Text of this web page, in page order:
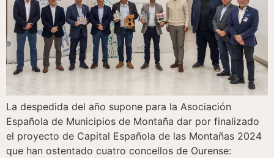
La despedida del año supone para la Asociación
Española de Municipios de Montaña dar por finalizado
el proyecto de Capital Española de las Montañas 2024
que han ostentado cuatro concellos de Ourense: